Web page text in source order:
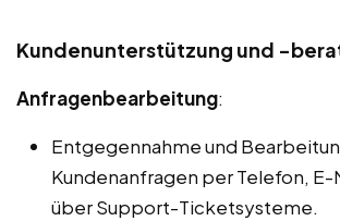
Kundenunterstützung und -
Anfragenbearbeitung:
Entgegennahme und
Kundenanfragen per Telefon, E-
über Support-Ticketsysteme.